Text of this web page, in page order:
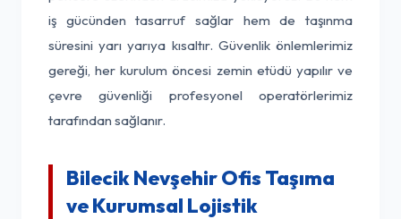
iş gücünden tasarruf sağlar hem de taşınma
süresini yarı yarıya kısaltır. Güvenlik önlemlerimiz
gereği, her kurulum öncesi zemin etüdü yapılır ve
çevre güvenliği profesyonel operatörlerimiz
tarafından sağlanır.
Bilecik Nevşehir Ofis Taşıma
ve Kurumsal Lojistik